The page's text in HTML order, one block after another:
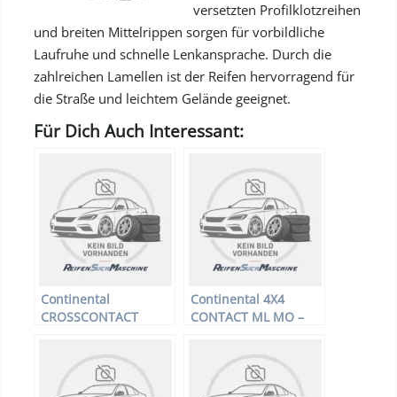
versetzten Profilklotzreihen
und breiten Mittelrippen sorgen für vorbildliche
Laufruhe und schnelle Lenkansprache. Durch die
zahlreichen Lamellen ist der Reifen hervorragend für
die Straße und leichtem Gelände geeignet.
Für Dich Auch Interessant:
Continental
CROSSCONTACT
Offroadreifen –
235/60 R17 102H –
Winterreifen
Continental 4X4
CONTACT ML MO –
235/60 R17 102V –
Sommerreifen